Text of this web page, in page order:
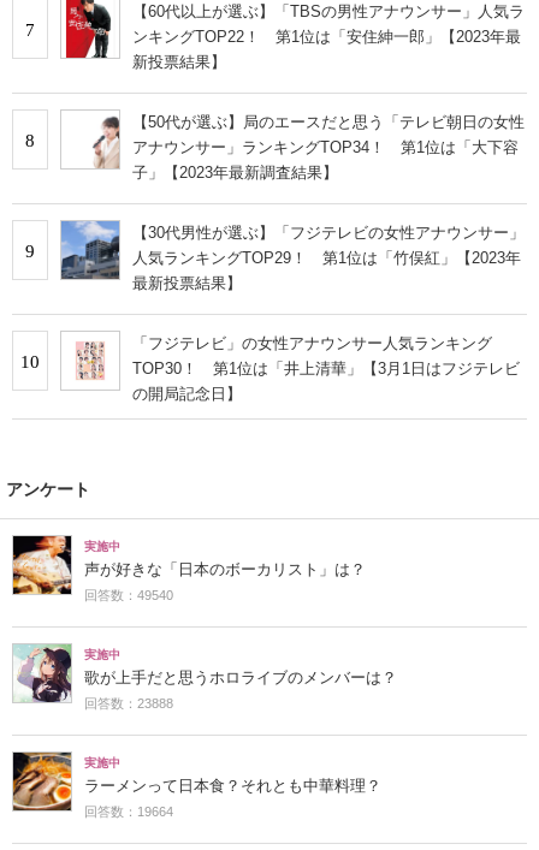
7
【60代以上が選ぶ】「TBSの男性アナウンサー」人気ラ
ンキングTOP22！ 第1位は「安住紳一郎」【2023年最
新投票結果】
8
【50代が選ぶ】局のエースだと思う「テレビ朝日の女性
アナウンサー」ランキングTOP34！ 第1位は「大下容
子」【2023年最新調査結果】
9
【30代男性が選ぶ】「フジテレビの女性アナウンサー」
人気ランキングTOP29！ 第1位は「竹俣紅」【2023年
最新投票結果】
10
「フジテレビ」の女性アナウンサー人気ランキング
TOP30！ 第1位は「井上清華」【3月1日はフジテレビ
の開局記念日】
アンケート
実施中
声が好きな「日本のボーカリスト」は？
回答数：49540
実施中
歌が上手だと思うホロライブのメンバーは？
回答数：23888
実施中
ラーメンって日本食？それとも中華料理？
回答数：19664